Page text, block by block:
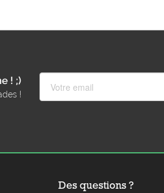
! ;)
!
Des questions ?